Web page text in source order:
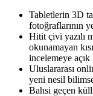
Tabletlerin 3D
fotoğraflarının
Hitit çivi yazılı
okunamayan
incelemeye
Uluslararası
yeni nesil
Bahsi geçen